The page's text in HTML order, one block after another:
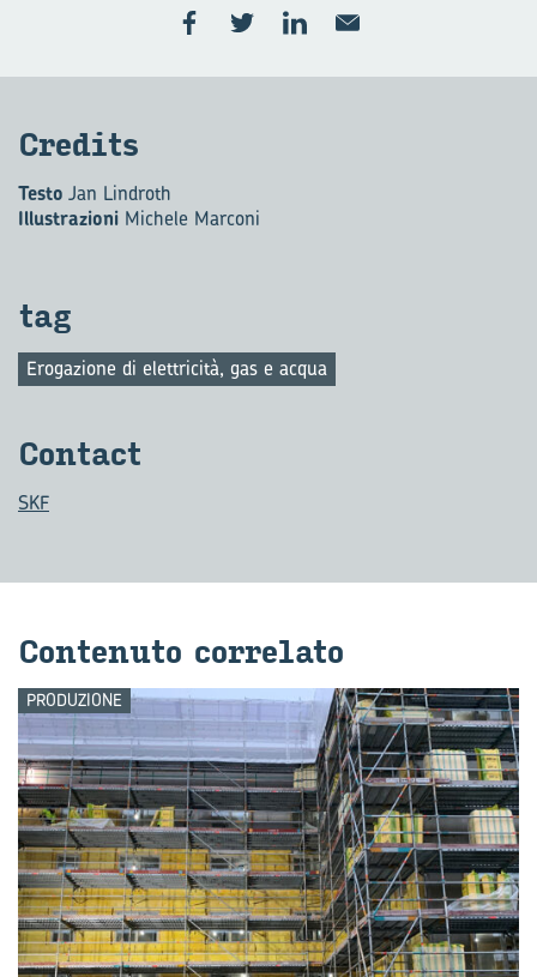
Cre­di­ts
Testo Jan Lindroth
Illustrazioni Michele Marconi
tag
Erogazione di elettricità, gas e acqua
Con­tact
SKF
Con­te­nu­to cor­re­la­to
PRODUZIONE